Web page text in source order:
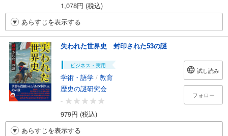
1,078円 (税込)
あらすじを表示する
失われた世界史 封印された53の謎
ビジネス・実用
学術・語学 / 教育
歴史の謎研究会
-
979円 (税込)
試し読み
フォロー
あらすじを表示する